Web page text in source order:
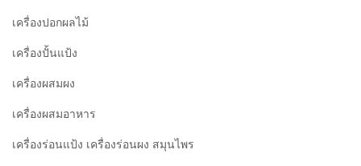
เครื่องปอกผลไม้
เครื่องปั้นแป้ง
เครื่องผสมผง
เครื่องผสมอาหาร
เครื่องร่อนแป้ง เครื่องร่อนผง สมุนไพร